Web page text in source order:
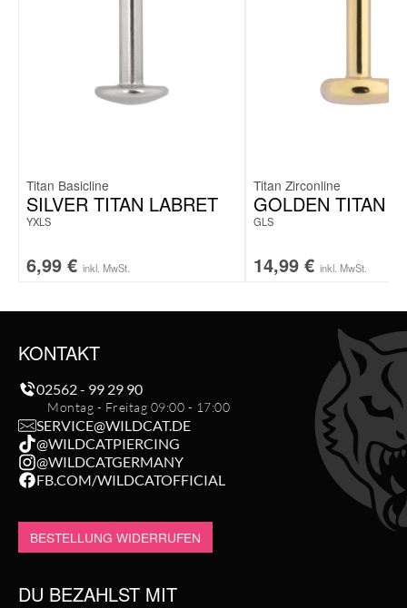
Titan Basicline
SILVER TITAN LABRET
YXLS
6,99 € inkl. MwSt.
Titan Zirconline
GOLDEN TITAN
GLS
14,99 € inkl. MwSt.
KONTAKT
02562 - 99 29 90
Montag - Freitag 09:00 - 17:00
SERVICE@WILDCAT.DE
@WILDCATPIERCING
@WILDCATGERMANY
FB.COM/WILDCATOFFICIAL
BESTELLUNG WIDERRUFEN
DU BEZAHLST MIT